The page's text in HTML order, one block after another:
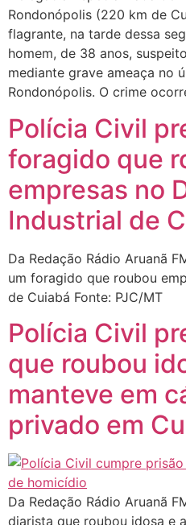
Rondonópolis (220 km de
flagrante, na tarde dessa
homem, de 38 anos,
mediante grave ameaça no
Rondonópolis. O crime
Polícia Civil
foragido que
empresas no
Industrial de
Da Redação Rádio Aruanã
um foragido que roubou
de Cuiabá Fonte: PJC/MT
Polícia Civil
que roubou
manteve em
privado em
Da Redação Rádio Aruanã
diarista que roubou idosa e